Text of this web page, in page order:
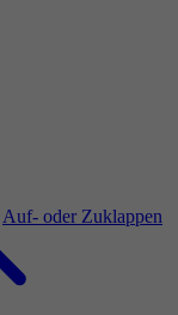
Auf- oder Zuklappen